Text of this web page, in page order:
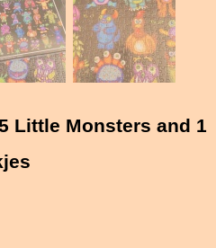
Little Monsters and 1